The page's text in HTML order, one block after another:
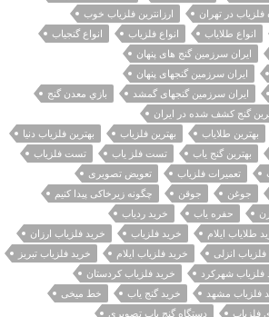
فلزیاب در تهران
ارزانترین فلزیاب خوب
انواع طلایاب انواع فلزیاب
انواع گنجیاب
ایران سرزمین گنج های پنهان
ایران سرزمین گنجهای پنهان
ایران سرزمین گنجهای گمشد
بازي معدن گنج
گنج کشف شده در ایران
بهترین طلایاب بهترین فلزیاب
بهترین فلزیاب دنیا
بهترین گنج یاب تست فلز یاب
تست فلزیاب
تعمیرات فلزیاب
تعویض تصویری
جوغن جوقن
چگونه زیرخاکی پیدا کنیم
حفره یاب
خرید ردیاب
طلایاب ایلام خرید فلزیاب
خرید فلزیاب ارزان
انزلی خرید فلزیاب ایلام
خرید فلزیاب تبریز
فلزیاب شهرکرد
خرید فلزیاب کردستان
فلزیاب مشهد خرید گنج یاب
خط میخی
فلزیاب
دستگاه گنج یاب تصویری